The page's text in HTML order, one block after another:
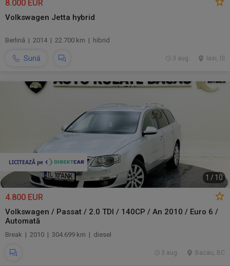
8.000 EUR
Volkswagen Jetta hybrid
Berlină | 2014 | 22.700 km | hibrid
Sună Iasi, IS
3 aug.
1 / 10
4.800 EUR
Volkswagen / Passat / 2.0 TDI / 140CP / An 2010 / Euro 6 /
Automată
Break | 2010 | 304.699 km | diesel
Bacau, BC
3 aug.